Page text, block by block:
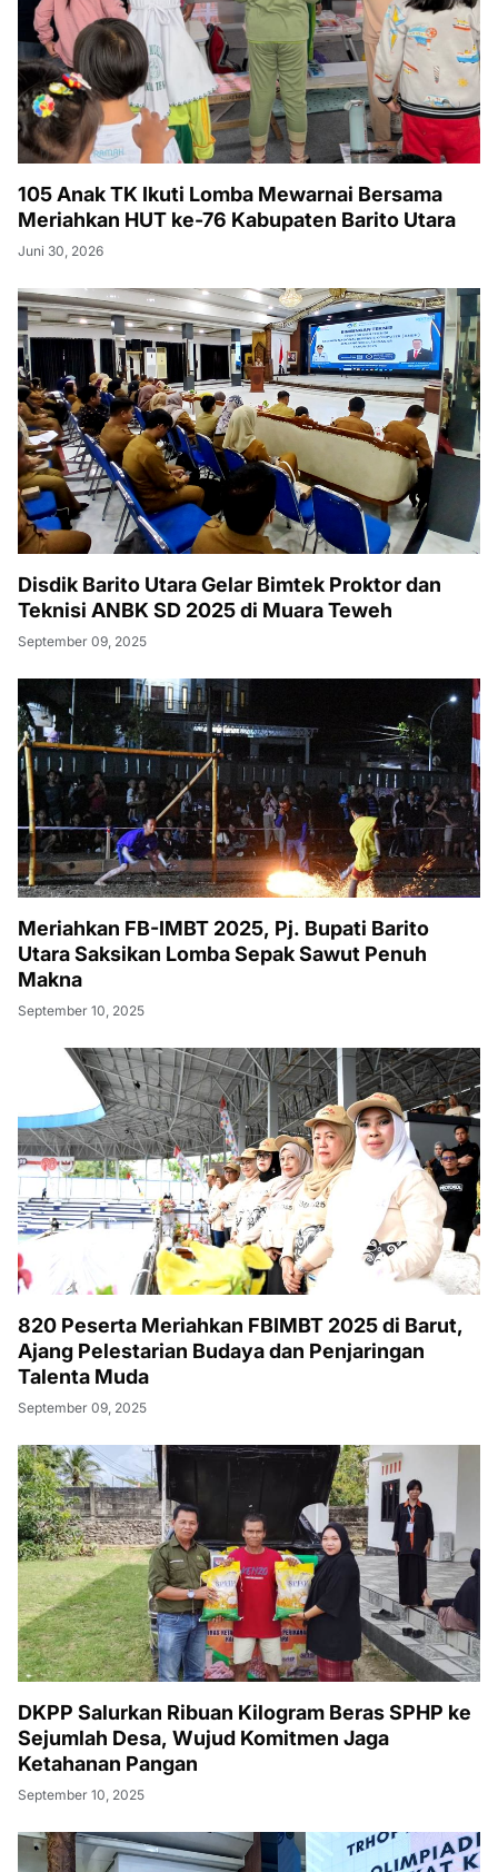
105 Anak TK Ikuti Lomba Mewarnai Bersama
Meriahkan HUT ke-76 Kabupaten Barito Utara
Juni 30, 2026
Disdik Barito Utara Gelar Bimtek Proktor dan
Teknisi ANBK SD 2025 di Muara Teweh
September 09, 2025
Meriahkan FB-IMBT 2025, Pj. Bupati Barito
Utara Saksikan Lomba Sepak Sawut Penuh
Makna
September 10, 2025
820 Peserta Meriahkan FBIMBT 2025 di Barut,
Ajang Pelestarian Budaya dan Penjaringan
Talenta Muda
September 09, 2025
DKPP Salurkan Ribuan Kilogram Beras SPHP ke
Sejumlah Desa, Wujud Komitmen Jaga
Ketahanan Pangan
September 10, 2025